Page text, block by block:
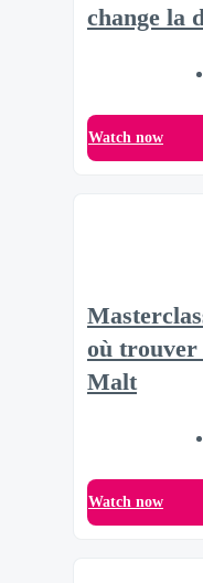
change la
Watch now
où trouver
Malt
Watch now